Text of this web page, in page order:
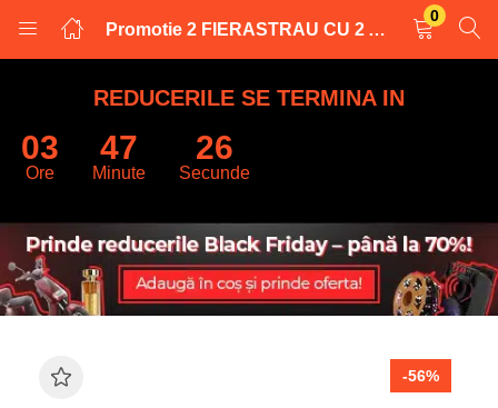
Promotie 2 FIERASTRAU CU 2 ACUMULATORI 24V, 1.5 AH Trusa Plastic Depozitare JRH 17 cm
0
LOGARE
INREGISTRARE
Introduceti numele de utilizator și parola pentru a va autentifica.
REDUCERILE SE TERMINA IN
03
Ore
47
Minute
25
Secunde
-56%